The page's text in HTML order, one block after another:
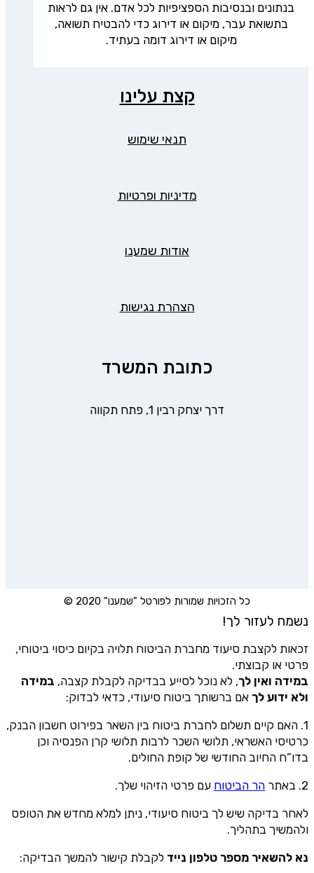
בנתונים ובנסיבות הספציפיות לכל אדם. אין גם לראות
בתשואת עבר, מיקום או דירוג כדי להבטיח תשואה,
מיקום או דירוג דומה בעתיד.
קצת עלינו
תנאי שימוש
מדיניות ופרטיות
אודות שמענו
הצהרת נגישות
כתובת המשרד
דרך יצחק רבין 1, פתח תקווה
כל הזכויות שמורות לפורטל "שמענו" 2020 ©
נשמח לעזור לך!
זכאות לקצבת סיעוד מחברת הביטוח תלויה בקיום כיסוי ביטוחי,
פרטי או קבוצתי.
במידה ואין לך, לא נוכל לסייע בבדיקה לקבלת קצבה, במידה
ולא ידוע לך אם ברשותך ביטוח סיעודי, כדאי לבדוק:
1. האם קיים תשלום לחברת ביטוח בין השאר בפירוט חשבון הבנק,
כרטיסי האשראי, תלושי השכר לרבות תלושי קרן הפנסיה וכן
בדו”ח החיוב החודשי של קופת החולים.
2. באתר
הר הביטוח עם פרטי הזיהוי שלך.
לאחר בדיקה שיש לך ביטוח סיעודי, ניתן למלא מחדש את הטופס
ולהמשיך בתהליך.
נא להשאיר מספר טלפון נייד לקבלת קישור להמשך הבדיקה: